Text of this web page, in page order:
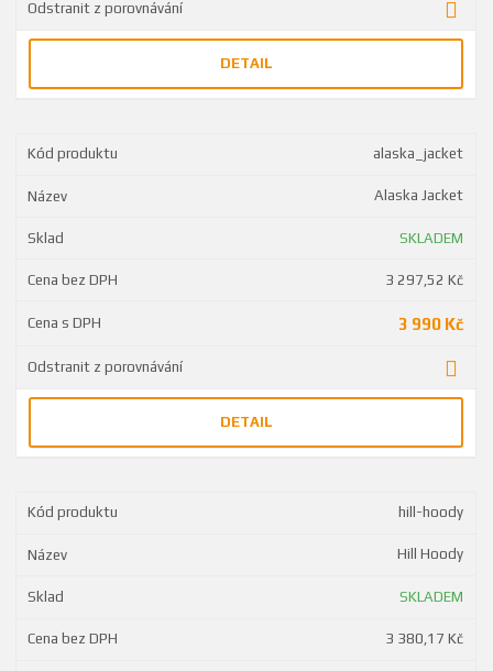
DETAIL
alaska_jacket
Alaska Jacket
SKLADEM
3 297,52 Kč
3 990 Kč
DETAIL
hill-hoody
Hill Hoody
SKLADEM
3 380,17 Kč